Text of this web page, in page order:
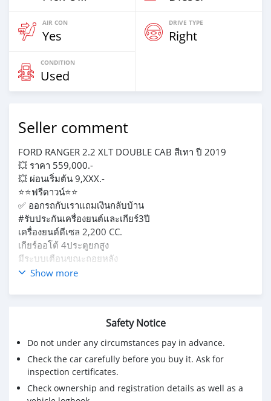
AIR CON
Yes
DRIVE TYPE
Right
CONDITION
Used
Seller comment
FORD RANGER 2.2 XLT DOUBLE CAB สีเทา ปี 2019
💥 ราคา 559,000.-
💥 ผ่อนเริ่มต้น 9,XXX.-
⭐️⭐️ฟรีดาวน์⭐️⭐️
✅ ออกรถกับเราแถมเงินกลับบ้าน
#รับประกันเครื่องยนต์และเกียร์3ปี
เครื่องยนต์ดีเซล 2,200 CC.
เกียร์ออโต้ 4ประตูยกสูง
มีระบบเตือนขณะถอยหลัง
ชุดแต่ง แต่งจัดเต็มรอบคัน
*เงื่อนไขเป็นไปตามที่บริษัทกำหนด
✅ พวงมาลัยมัลติฟังก์ชั่น
✅ ไฟหน้า PROJECTOR LENS แบบฮาโลเจน
✅ สัญญาณกะระยะช่วยจอด ด้านหลัง
✅ ระบบความบันเทิง FM/AM/เชื่อมต่อบลูทูธ
✅ กระจกมองข้าง ปรับและพับ ด้วยไฟฟ้า
✅ ระบบควบคุมความเร็วอัตโนมัติ CRUISE CONTROL
Show more
Safety Notice
Do not under any circumstances pay in advance.
Check the car carefully before you buy it. Ask for
inspection certificates.
Check ownership and registration details as well as a